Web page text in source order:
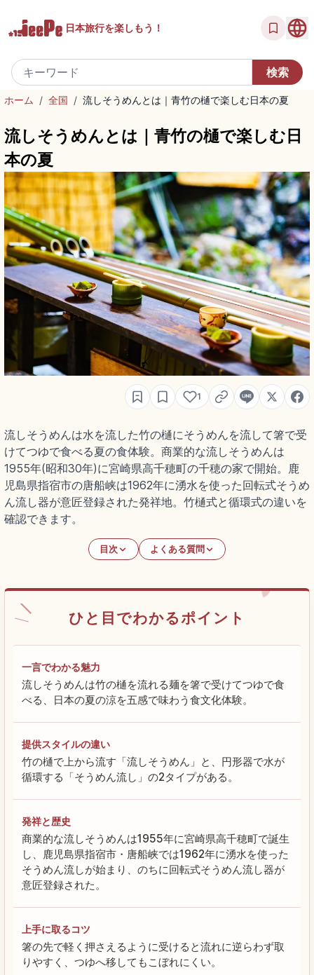
日本旅行を楽しもう！
ホーム / 全国 / 流しそうめんとは｜青竹の樋で楽しむ日本の夏
流しそうめんとは｜青竹の樋で楽しむ日
本の夏
1
流しそうめんは水を流した竹の樋にそうめんを流して箸で受
けてつゆで食べる夏の食体験。商業的な流しそうめんは
1955年(昭和30年)に宮崎県高千穂町の千穂の家で開始。鹿
児島県指宿市の唐船峡は1962年に湧水を使った回転式そうめ
ん流し器が意匠登録された発祥地。竹樋式と循環式の違いを
確認できます。
目次 よくある質問
ひと目でわかるポイント
一言でわかる魅力
流しそうめんは竹の樋を流れる麺を箸で受けてつゆで食
べる、日本の夏の涼を五感で味わう食文化体験。
提供スタイルの違い
竹の樋で上から流す「流しそうめん」と、円形器で水が
循環する「そうめん流し」の2タイプがある。
発祥と歴史
商業的な流しそうめんは1955年に宮崎県高千穂町で誕生
し、鹿児島県指宿市・唐船峡では1962年に湧水を使った
そうめん流しが始まり、のちに回転式そうめん流し器が
意匠登録された。
上手に取るコツ
箸の先で軽く押さえるように受けると流れに逆らわず取
りやすく、つゆへ移してもこぼれにくい。